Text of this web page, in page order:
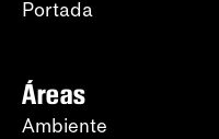
Portada
Áreas
Ambiente